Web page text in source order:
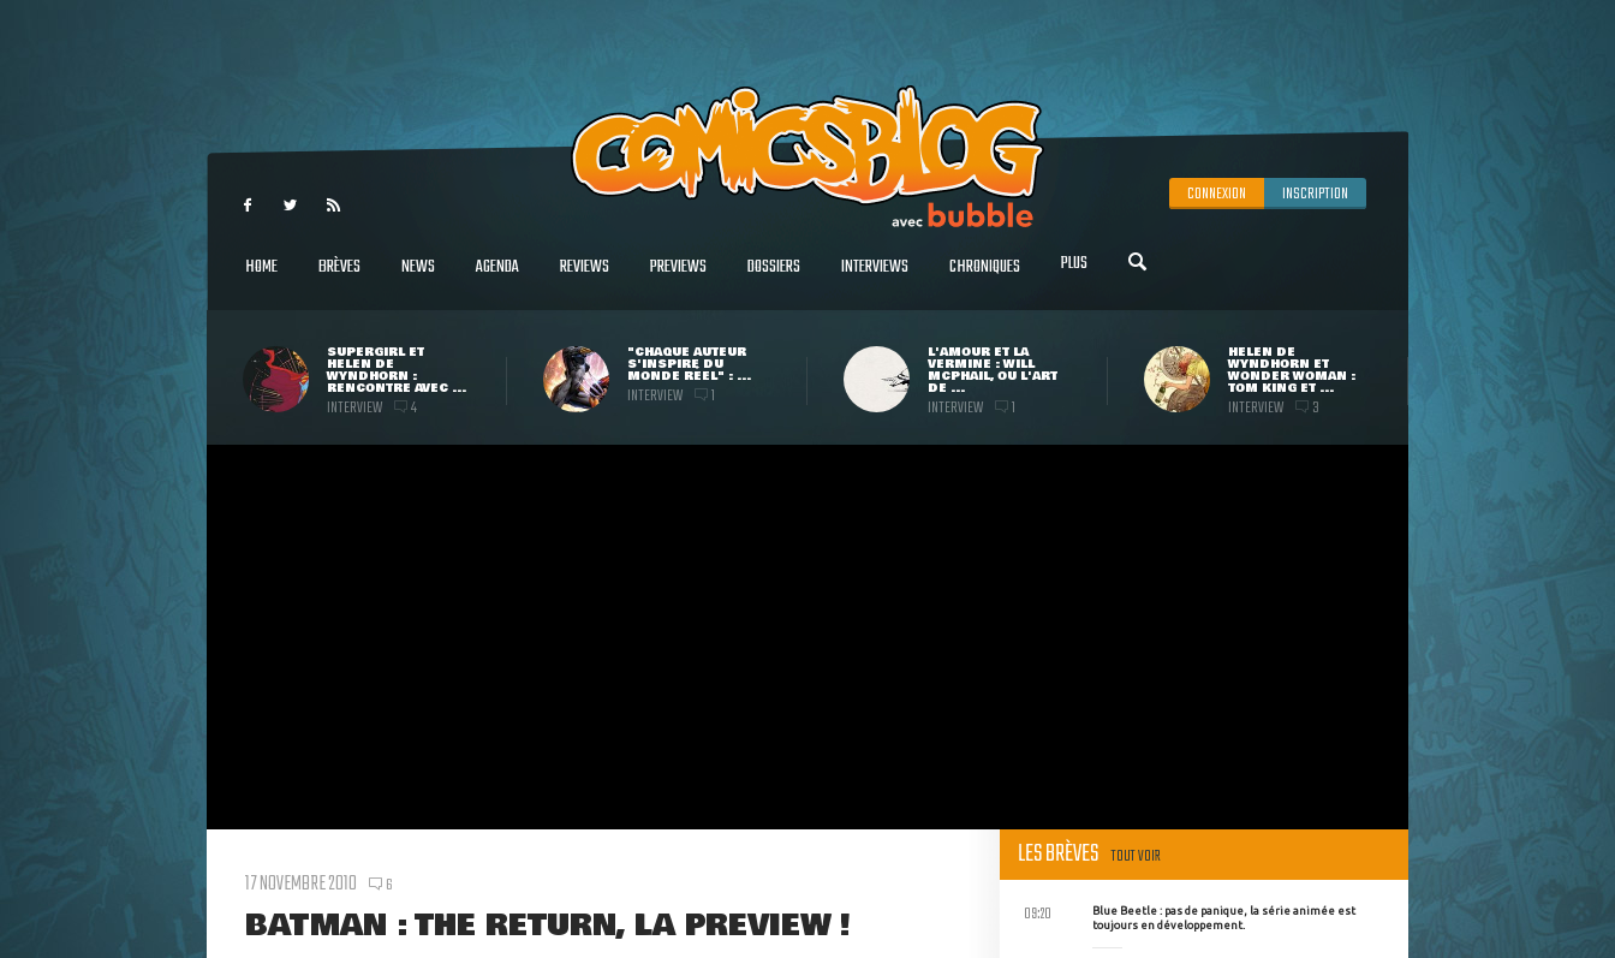
CONNEXION INSCRIPTION
HOME BRÈVES NEWS AGENDA REVIEWS PREVIEWS DOSSIERS INTERVIEWS CHRONIQUES PLUS
SUPERGIRL ET
HELEN DE
WYNDHORN :
RENCONTRE AVEC ...
INTERVIEW 4
"CHAQUE AUTEUR
S'INSPIRE DU
MONDE RÉEL" : ...
INTERVIEW 1
L'AMOUR ET LA
VERMINE : WILL
MCPHAIL, OU L'ART
DE ...
INTERVIEW 1
HELEN DE
WYNDHORN ET
WONDER WOMAN :
TOM KING ET ...
INTERVIEW 3
17 NOVEMBRE 2010 6
BATMAN : THE RETURN, LA PREVIEW !
LES BRÈVES TOUT VOIR
Blue Beetle : pas de panique, la série animée est
toujours en développement.
09:20